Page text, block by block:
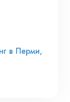
в Перми,